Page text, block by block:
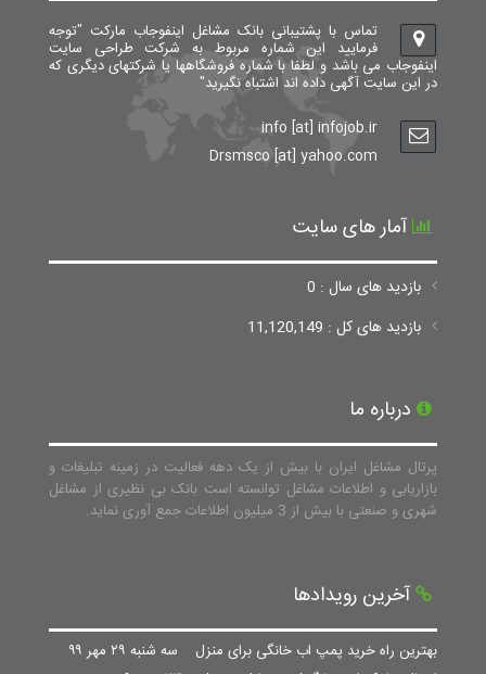
تماس با پشتیبانی بانک مشاغل اینفوجاب مارکت "توجه
فرمایید این شماره مربوط به شرکت طراحی سایت
اینفوجاب می باشد و لطفا با شماره فروشگاهها یا شرکتهای دیگری که
در این سایت آگهی داده اند اشتباه نگیرید"
info [at] infojob.ir
Drsmsco [at] yahoo.com
آمار های سایت
بازدید های سال : 0
بازدید های کل : 11,120,149
درباره ما
پرتال مشاغل ایران با بیش از یک دهه فعالیت در زمینه تبلیغات و
بازاریابی و اطلاعات مشاغل توانسته است بانک بی نظیری از مشاغل
شهری و صنعتی با بیش از 3 میلیون اطلاعات جمع آوری نماید.
آخرین رویدادها
بهترین راه خرید پمپ اب خانگی برای منزل سه شنبه ۲۹ مهر ۹۹